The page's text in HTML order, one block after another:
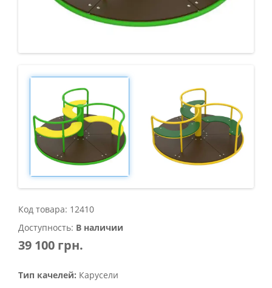
Код товара: 12410
Доступность: В наличии
39 100 грн.
Тип качелей: Карусели